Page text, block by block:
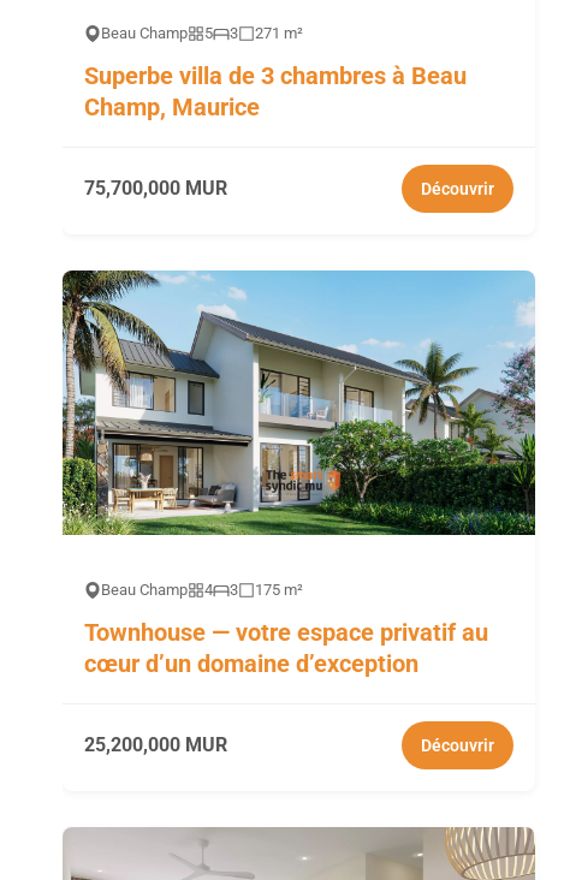
Beau Champ 5 3 271 m²
Superbe villa de 3 chambres à Beau
Champ, Maurice
75,700,000 MUR Découvrir
Beau Champ 4 3 175 m²
Townhouse — votre espace privatif au
cœur d’un domaine d’exception
25,200,000 MUR Découvrir